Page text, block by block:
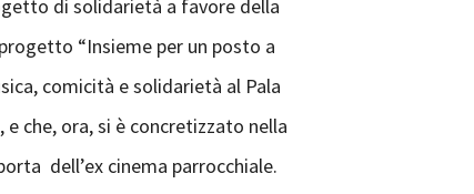
di solidarietà a favore della
“Insieme per un posto a
comicità e solidarietà al Pala
che, ora, si è concretizzato nella
dell’ex cinema parrocchiale.